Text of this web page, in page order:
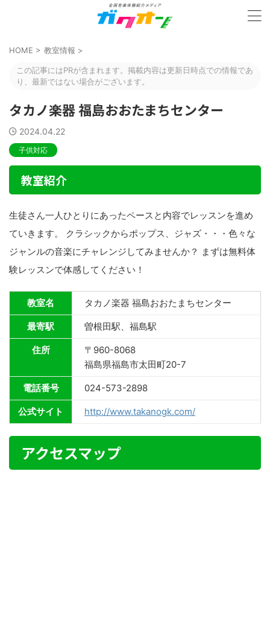
HOME > 教室情報 >
この記事にはPRが含まれます。掲載内容は更新日時点での情報であ
り、最新ではない場合がございます。
タカノ楽器 福島おおたまちセンター
2024.04.22
子供対応
教室紹介
生徒さん一人ひとりにあったペースと内容でレッスンを進め
ていきます。 クラシックからポップス、ジャズ・・・色々な
ジャンルの音楽にチャレンジしてみませんか？ まずは無料体
験レッスンで体感してください！
教室名 タカノ楽器 福島おおたまちセンター
最寄駅 曽根田駅、福島駅
住所
〒960-8068
福島県福島市太田町20-7
電話番号 024-573-2898
公式サイト http://www.takanogk.com/
アクセスマップ